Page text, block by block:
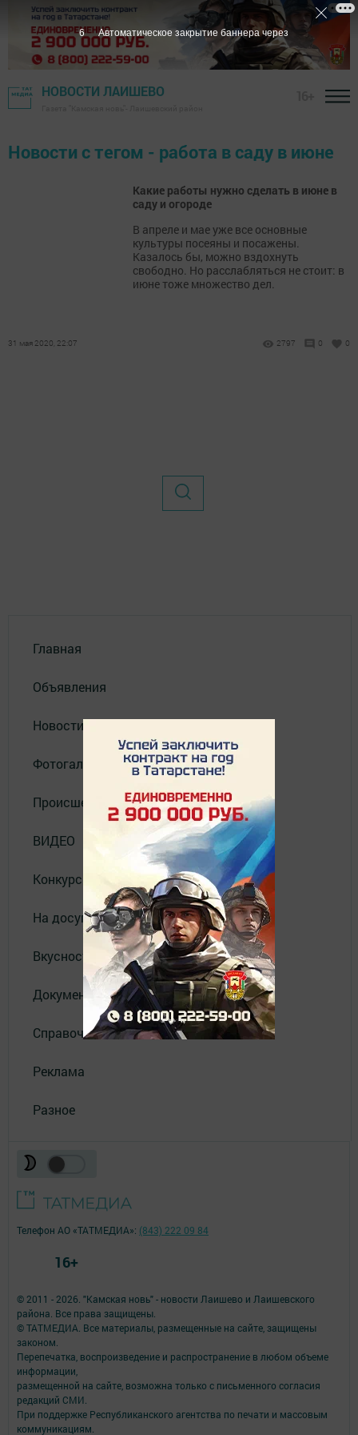
НОВОСТИ ЛАИШЕВО
Новости с тегом - работа в саду в июне
Какие работы нужно сделать в июне в
саду и огороде
В апреле и мае уже все основные
культуры посеяны и посажены.
Казалось бы, можно вздохнуть
свободно. Но расслабляться не стоит: в
июне тоже множество дел.
31 мая 2020, 22:07 2797 0 0
Главная
Объявления
Новости
Фотогалерея
Происшествия
ВИДЕО
Конкурсы
На досуге
Вкусности
Документы
Справочник
Реклама
Разное
© 2011 - 2026. "Камская новь" - новости Лаишево и Лаишевского
района. Все права защищены.
© ТАТМЕДИА. Все материалы, размещенные на сайте, защищены
законом.
Перепечатка, воспроизведение и распространение в любом объеме
информации,
размещенной на сайте, возможна только с письменного согласия
редакций СМИ.
При поддержке Республиканского агентства по печати и массовым
коммуникациям.
Телефон АО «ТАТМЕДИА»: (843) 222 09 84
16+
6 Автоматическое закрытие баннера через